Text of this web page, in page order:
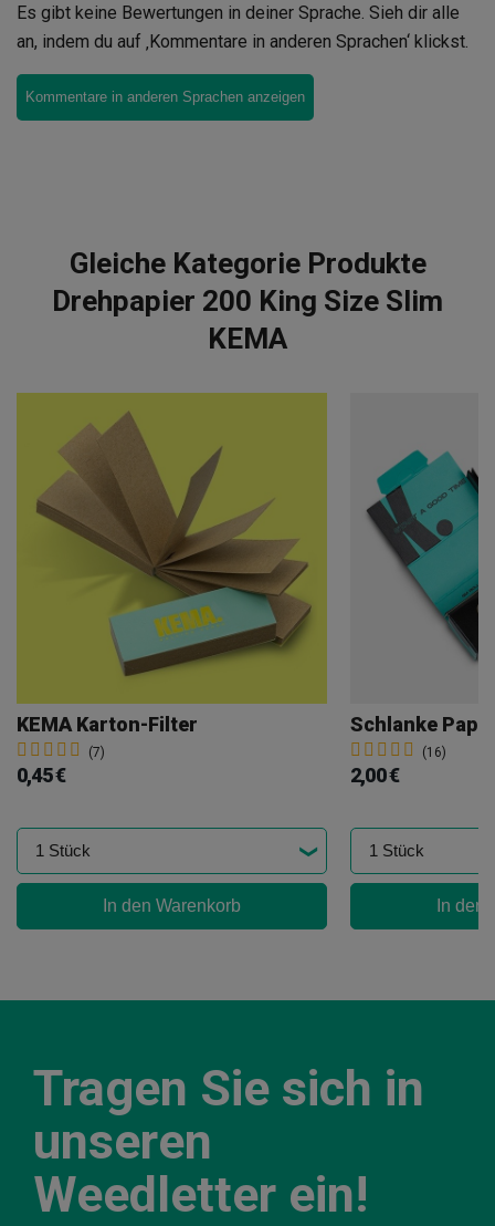
Es gibt keine Bewertungen in deiner Sprache. Sieh dir alle
an, indem du auf ‚Kommentare in anderen Sprachen‘ klickst.
Kommentare in anderen Sprachen anzeigen
Gleiche Kategorie Produkte
Drehpapier 200 King Size Slim
KEMA
KEMA Karton-Filter
(7)
0,45 €
In den Warenkorb
(16)
2,00 €
In den
Tragen Sie sich in
unseren
Weedletter ein!